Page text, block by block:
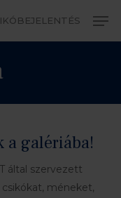
a galériába!
által szervezett
méneket,
Close